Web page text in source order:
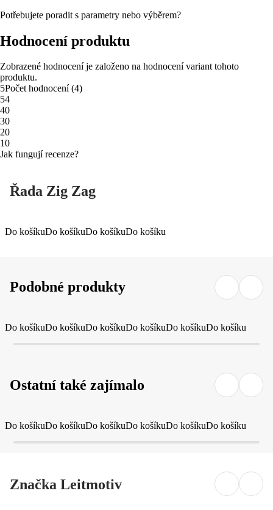
Potřebujete poradit s parametry nebo výběrem?
Hodnocení produktu
Zobrazené hodnocení je založeno na hodnocení variant tohoto
produktu.
5Počet hodnocení(4)
54
40
30
20
10
Jak fungují recenze?
Řada Zig Zag
Do košíkuDo košíkuDo košíkuDo košíku
Podobné produkty
Do košíkuDo košíkuDo košíkuDo košíkuDo košíkuDo košíku
Ostatní také zajímalo
Do košíkuDo košíkuDo košíkuDo košíkuDo košíkuDo košíku
Značka Leitmotiv